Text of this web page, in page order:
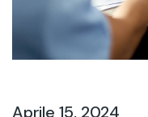
Aprile 15, 2024